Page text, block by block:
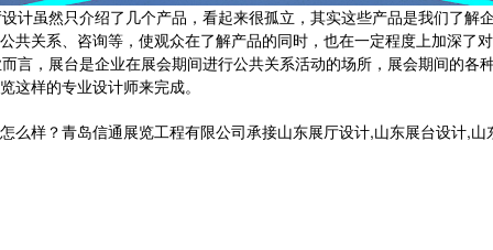
虽然只介绍了几个产品，看起来很孤立，其实这些产品是我们了解
关系、咨询等，使观众在了解产品的同时，也在一定程度上加深了
，展台是企业在展会期间进行公共关系活动的场所，展会期间的各
这样的专业设计师来完成。
么样？青岛信通展览工程有限公司承接山东展厅设计,山东展台设计,